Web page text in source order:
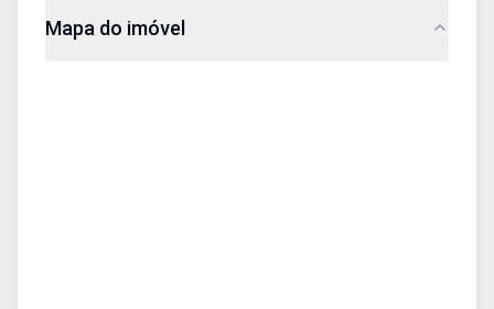
Mapa do imóvel